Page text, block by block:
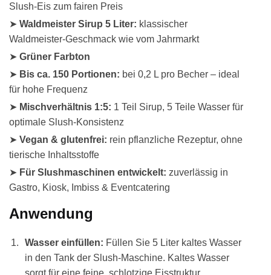
Slush-Eis zum fairen Preis
➤ Waldmeister Sirup 5 Liter: klassischer
Waldmeister-Geschmack wie vom Jahrmarkt
➤ Grüner Farbton
➤ Bis ca. 150 Portionen: bei 0,2 L pro Becher – ideal
für hohe Frequenz
➤ Mischverhältnis 1:5: 1 Teil Sirup, 5 Teile Wasser für
optimale Slush-Konsistenz
➤ Vegan & glutenfrei: rein pflanzliche Rezeptur, ohne
tierische Inhaltsstoffe
➤ Für Slushmaschinen entwickelt: zuverlässig in
Gastro, Kiosk, Imbiss & Eventcatering
Anwendung
Wasser einfüllen: Füllen Sie 5 Liter kaltes Wasser
in den Tank der Slush-Maschine. Kaltes Wasser
sorgt für eine feine, schlotzige Eisstruktur.